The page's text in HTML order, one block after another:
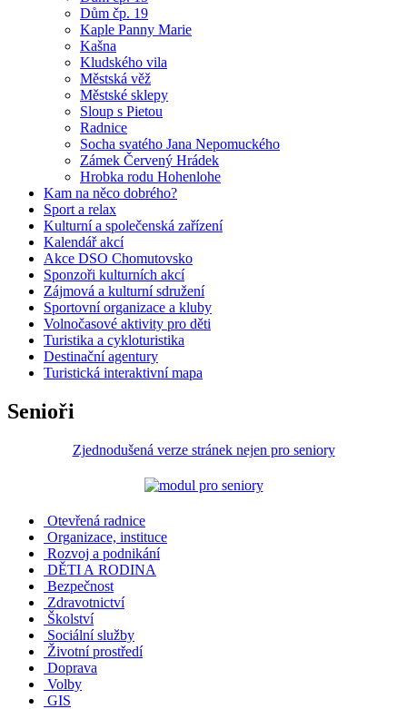
Dům čp. 19
Kaple Panny Marie
Kašna
Kludského vila
Městská věž
Městské sklepy
Sloup s Pietou
Radnice
Socha svatého Jana Nepomuckého
Zámek Červený Hrádek
Hrobka rodu Hohenlohe
Kam na něco dobrého?
Sport a relax
Kulturní a společenská zařízení
Kalendář akcí
Akce DSO Chomutovsko
Sponzoři kulturních akcí
Zájmová a kulturní sdružení
Sportovní organizace a kluby
Volnočasové aktivity pro děti
Turistika a cykloturistika
Destinační agentury
Turistická interaktivní mapa
Senioři
Zjednodušená verze stránek nejen pro seniory
Otevřená radnice
Organizace, instituce
Rozvoj a podnikání
DĚTI A RODINA
Bezpečnost
Zdravotnictví
Školství
Sociální služby
Životní prostředí
Doprava
Volby
GIS